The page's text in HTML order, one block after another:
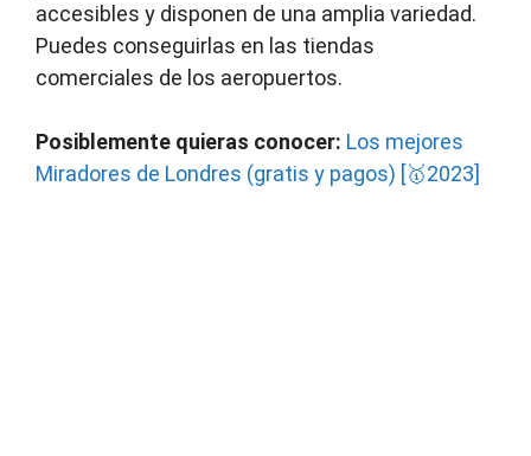
accesibles y disponen de una amplia variedad.
Puedes conseguirlas en las tiendas
comerciales de los aeropuertos.
Posiblemente quieras conocer: Los mejores
Miradores de Londres (gratis y pagos) [🥇2023]